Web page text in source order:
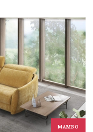
MAMBO